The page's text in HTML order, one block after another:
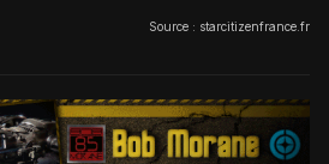
Source : starcitizenfrance.fr